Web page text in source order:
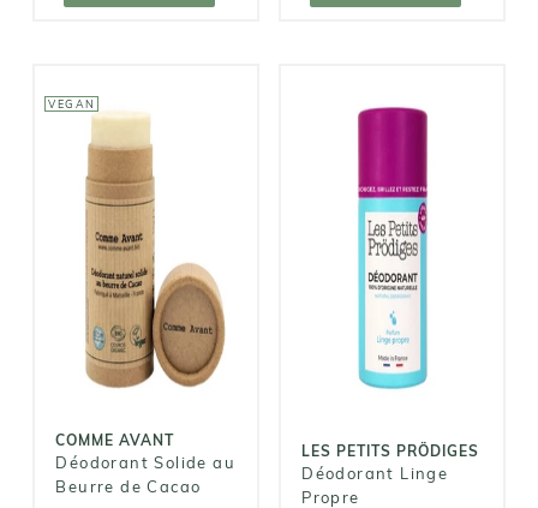
VEGAN
COMME AVANT
Déodorant Solide au
Beurre de Cacao
COMME AVANT
Déodorant
Solide au
Beurre de
Cacao
LES PETITS PRÖDIGES
Déodorant Linge
Propre
LES PETITS
PRÖDIGES
Déodorant
Linge Propre
10,90€